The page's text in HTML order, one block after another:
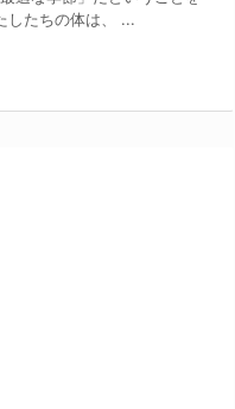
したちの体は、 ...